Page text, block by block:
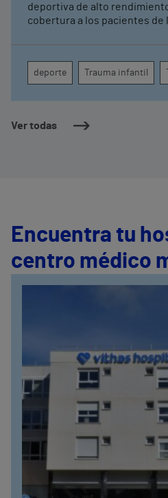
Ver todas
deportiva de alto
cobertura a los pacientes de
deporte Trauma infantil
Encuentra tu
centro médico